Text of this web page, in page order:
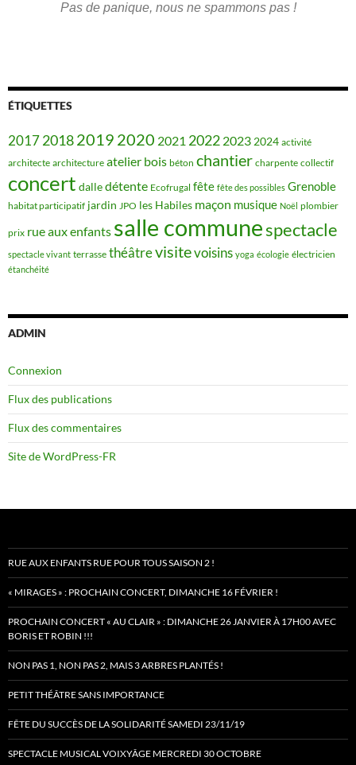
Pas de panique, nous ne spammons pas !
ÉTIQUETTES
201720182019 2020 2021 2022 2023 2024 activité
architecte architecture atelier bois béton chantier charpente collectif
concert dalledétente Ecofrugal fête fête des possibles Grenoble
habitat participatif jardin JPO les Habiles maçon musique Noël plombier
prix rue aux enfants salle communespectacle
spectacle vivant terrasse théâtrevisitevoisins yoga écologie électricien
étanchéité
ADMIN
Connexion
Flux des publications
Flux des commentaires
Site de WordPress-FR
RUE AUX ENFANTS RUE POUR TOUS SAISON 2 !
« MIRAGES » : PROCHAIN CONCERT, DIMANCHE 16 FÉVRIER !
PROCHAIN CONCERT « AU CLAIR » : DIMANCHE 26 JANVIER À 17H00 AVEC
BORIS ET ROBIN !!!
NON PAS 1, NON PAS 2, MAIS 3 ARBRES PLANTÉS !
PETIT THÉÂTRE SANS IMPORTANCE
FÊTE DU SUCCÈS DE LA SOLIDARITÉ SAMEDI 23/11/19
SPECTACLE MUSICAL VOIXYÂGE MERCREDI 30 OCTOBRE